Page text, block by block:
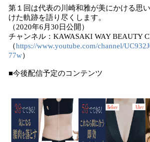
第１回は代表の川崎和雅が美にかける思
けた軌跡を語り尽くします。
（2020年6月30日公開）
チャンネル：KAWASAKI WAY BEAUTY
（https://www.youtube.com/channel/
77w）
■今後配信予定のコンテンツ